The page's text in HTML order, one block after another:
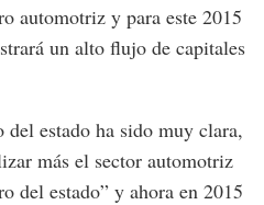
automotriz y para este 2015
un alto flujo de capitales
estado ha sido muy clara,
más el sector automotriz
del estado” y ahora en 2015